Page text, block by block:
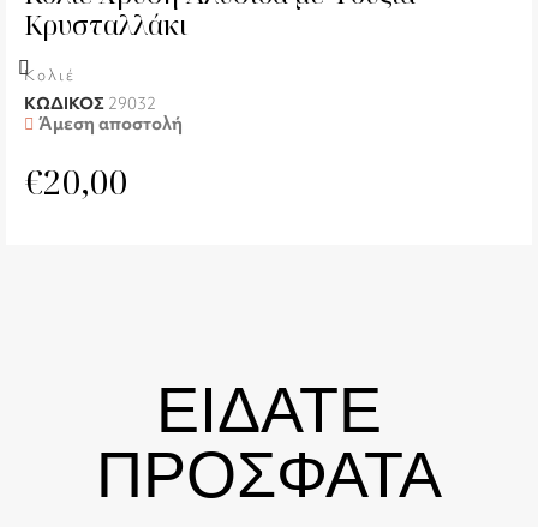
Κρυσταλλάκι
Κολιέ
ΚΩΔΙΚΟΣ 29032
Άμεση αποστολή
€20,00
ΕΙΔΑΤΕ
ΠΡΟΣΦΑΤΑ